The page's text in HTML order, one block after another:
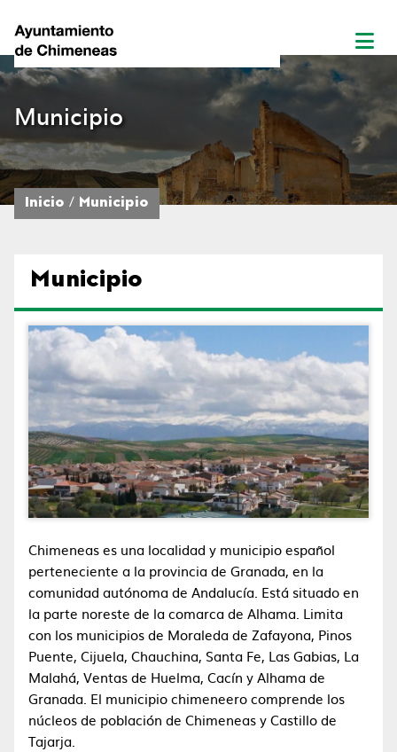
Municipio
Inicio Municipio
Municipio
Chimeneas es una localidad y municipio español
perteneciente a la provincia de Granada, en la
comunidad autónoma de Andalucía. Está situado en
la parte noreste de la comarca de Alhama. Limita
con los municipios de Moraleda de Zafayona, Pinos
Puente, Cijuela, Chauchina, Santa Fe, Las Gabias, La
Malahá, Ventas de Huelma, Cacín y Alhama de
Granada. El municipio chimeneero comprende los
núcleos de población de Chimeneas y Castillo de
Tajarja.